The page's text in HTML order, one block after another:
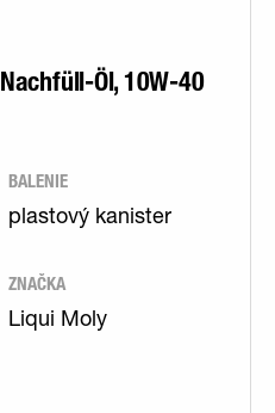
Öl, 10W-40
BALENIE
plastový kanister
ZNAČKA
Liqui Moly